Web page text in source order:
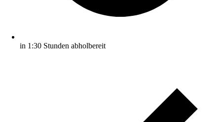
in 1:30 Stunden abholbereit